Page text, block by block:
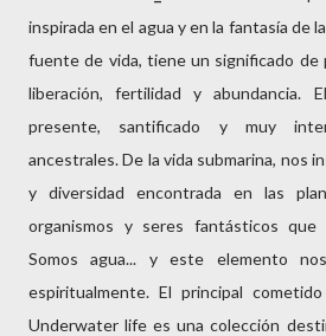
inspirada en el agua y en la fantasía de
fuente de vida, tiene un significado de
liberación, fertilidad y abundancia.
presente, santificado y muy
ancestrales. De la vida submarina, nos
y diversidad encontrada en las
organismos y seres fantásticos
Somos agua... y este elemento
espiritualmente. El principal
Underwater life es una colección